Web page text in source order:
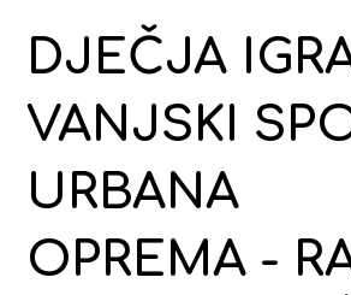
DJEČJA
VANJSKI
URBANA
OPREMA -